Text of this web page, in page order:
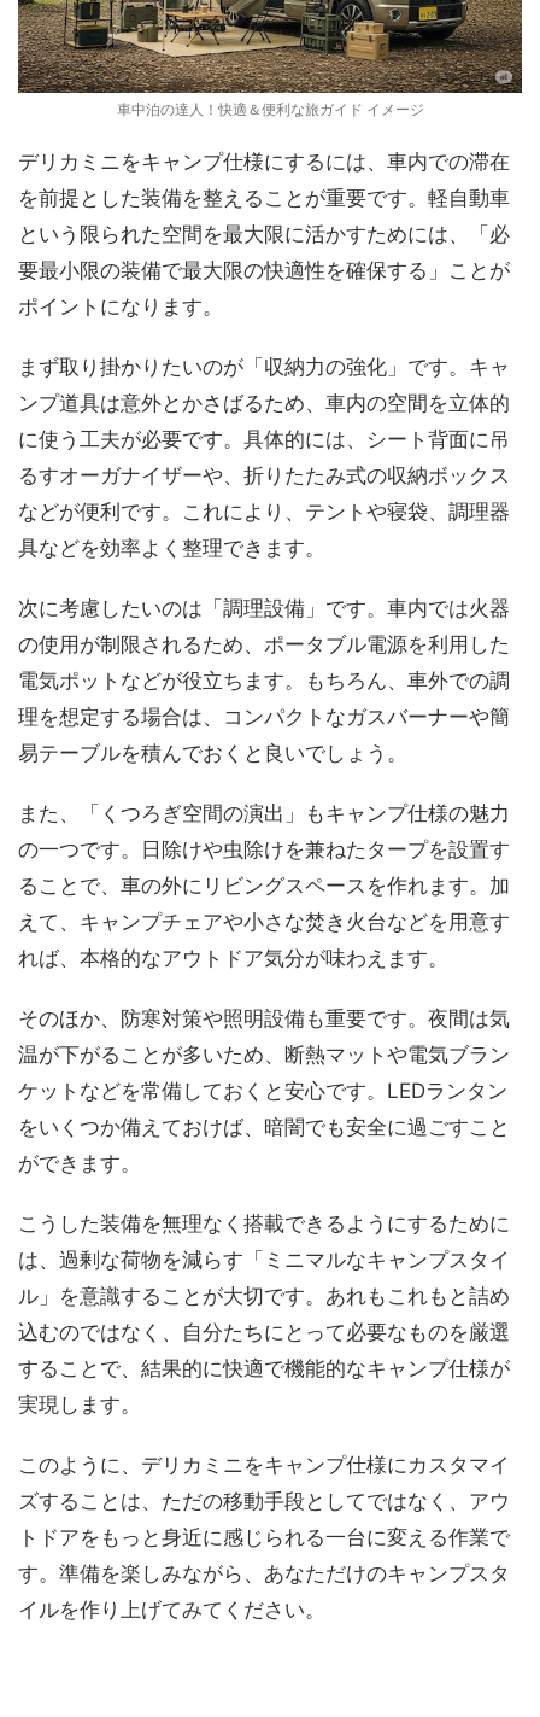
車中泊の達人！快適＆便利な旅ガイド イメージ
デリカミニをキャンプ仕様にするには、車内での滞在
を前提とした装備を整えることが重要です。軽自動車
という限られた空間を最大限に活かすためには、「必
要最小限の装備で最大限の快適性を確保する」ことが
ポイントになります。
まず取り掛かりたいのが「収納力の強化」です。キャ
ンプ道具は意外とかさばるため、車内の空間を立体的
に使う工夫が必要です。具体的には、シート背面に吊
るすオーガナイザーや、折りたたみ式の収納ボックス
などが便利です。これにより、テントや寝袋、調理器
具などを効率よく整理できます。
次に考慮したいのは「調理設備」です。車内では火器
の使用が制限されるため、ポータブル電源を利用した
電気ポットなどが役立ちます。もちろん、車外での調
理を想定する場合は、コンパクトなガスバーナーや簡
易テーブルを積んでおくと良いでしょう。
また、「くつろぎ空間の演出」もキャンプ仕様の魅力
の一つです。日除けや虫除けを兼ねたタープを設置す
ることで、車の外にリビングスペースを作れます。加
えて、キャンプチェアや小さな焚き火台などを用意す
れば、本格的なアウトドア気分が味わえます。
そのほか、防寒対策や照明設備も重要です。夜間は気
温が下がることが多いため、断熱マットや電気ブラン
ケットなどを常備しておくと安心です。LEDランタン
をいくつか備えておけば、暗闇でも安全に過ごすこと
ができます。
こうした装備を無理なく搭載できるようにするために
は、過剰な荷物を減らす「ミニマルなキャンプスタイ
ル」を意識することが大切です。あれもこれもと詰め
込むのではなく、自分たちにとって必要なものを厳選
することで、結果的に快適で機能的なキャンプ仕様が
実現します。
このように、デリカミニをキャンプ仕様にカスタマイ
ズすることは、ただの移動手段としてではなく、アウ
トドアをもっと身近に感じられる一台に変える作業で
す。準備を楽しみながら、あなただけのキャンプスタ
イルを作り上げてみてください。